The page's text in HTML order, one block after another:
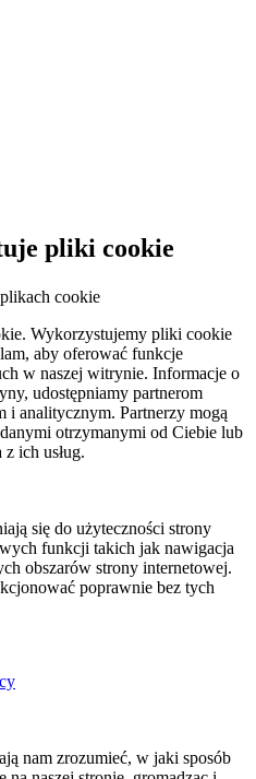
pliki cookie
cookie
Wykorzystujemy pliki cookie
aby oferować funkcje
w naszej witrynie. Informacje o
udostępniamy partnerom
i analitycznym. Partnerzy mogą
otrzymanymi od Ciebie lub
ich usług.
się do użyteczności strony
funkcji takich jak nawigacja
obszarów strony internetowej.
poprawnie bez tych
nam zrozumieć, w jaki sposób